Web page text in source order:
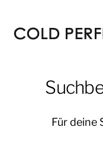
Für deine